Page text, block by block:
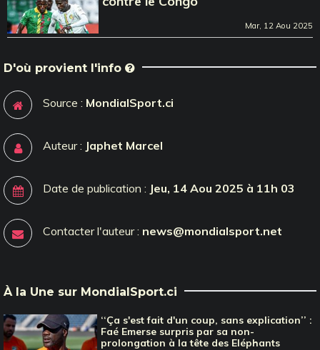
Mar, 12 Aou 2025
D'où provient l'info
Source : MondialSport.ci
Auteur : Japhet Marcel
Date de publication : Jeu, 14 Aou 2025 à 11h 03
Contacter l'auteur : news@mondialsport.net
À la Une sur MondialSport.ci
‘‘Ça s'est fait d'un coup, sans explication’’ :
Faé Emerse surpris par sa non-
prolongation à la tête des Eléphants